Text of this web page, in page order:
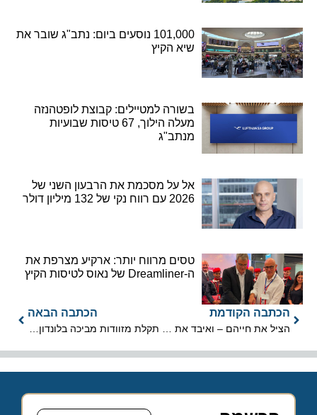
101,000 נוסעים ביום: נתב"ג שובר את
שיא הקיץ
בשורה למטיילים: קבוצת לופטהנזה
מעלה הילוך, 67 טיסות שבועיות
מנתב"ג
אל על מסכמת את הרבעון השני של
2026 עם רווח נקי של 132 מיליון דולר
טסים מרווח יותר: ארקיע מצרפת את
ה-Dreamliner של נאוס לטיסות הקיץ
הכתבה הקודמת הכתבה הבאה